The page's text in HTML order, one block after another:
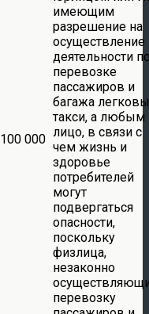
100 000
имеющим
разрешение на
осуществление
деятельности
перевозке
пассажиров и
багажа
такси, а любым
лицо, в связи с
чем жизнь и
здоровье
потребителей
могут
подвергаться
опасности,
поскольку
физлица,
незаконно
перевозку